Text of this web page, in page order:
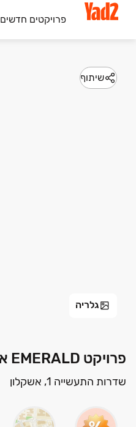
פרויקטים חדשים
שיתוף
גלריה
פרויקט EMERALD אמרלד - רמות אשקלון, אשקלון | א.א.י אבו מגורים בע"מ
שדרות התעשייה 1, אשקלון